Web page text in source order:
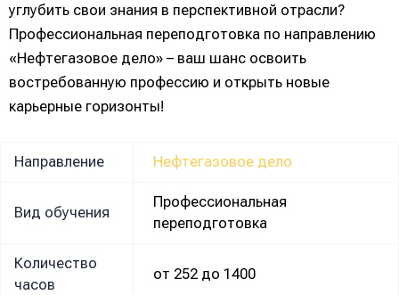
углубить свои знания в перспективной отрасли?
Профессиональная переподготовка по направлению
«Нефтегазовое дело» – ваш шанс освоить
востребованную профессию и открыть новые
карьерные горизонты!
Направление Нефтегазовое дело
Вид обучения
Профессиональная
переподготовка
Количество
часов
от 252 до 1400